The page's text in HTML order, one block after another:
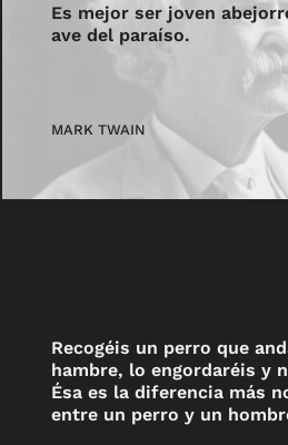
Es mejor ser joven
ave del paraíso.
MARK TWAIN
Recogéis un perro que
hambre, lo engordaréis y
Ésa es la diferencia más
entre un perro y un